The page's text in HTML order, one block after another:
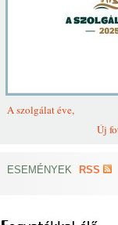
A szolgálat éve,
Új
ESEMÉNYEK RSS